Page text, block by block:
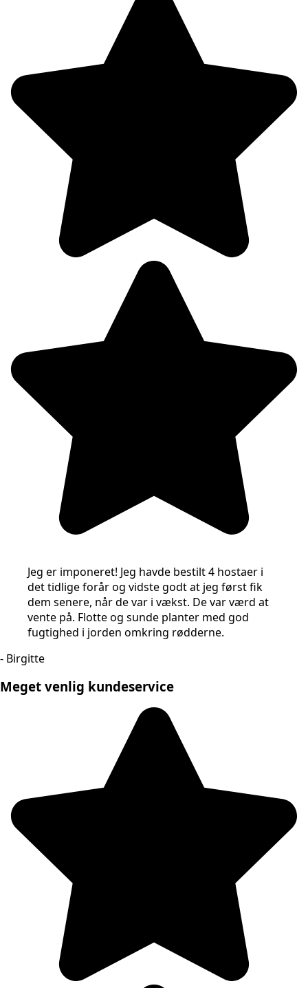
Jeg er imponeret! Jeg havde bestilt 4 hostaer i
det tidlige forår og vidste godt at jeg først fik
dem senere, når de var i vækst. De var værd at
vente på. Flotte og sunde planter med god
fugtighed i jorden omkring rødderne.
- Birgitte
Meget venlig kundeservice